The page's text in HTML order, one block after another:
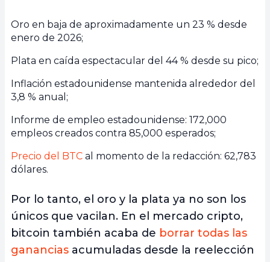
Oro en baja de aproximadamente un 23 % desde
enero de 2026;
Plata en caída espectacular del 44 % desde su pico;
Inflación estadounidense mantenida alrededor del
3,8 % anual;
Informe de empleo estadounidense: 172,000
empleos creados contra 85,000 esperados;
Precio del BTC al momento de la redacción: 62,783
dólares.
Por lo tanto, el oro y la plata ya no son los
únicos que vacilan. En el mercado cripto,
bitcoin también acaba de borrar todas las
ganancias acumuladas desde la reelección